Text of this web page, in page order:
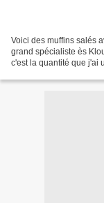
Voici des muffins salés
grand spécialiste ès
c'est la quantité que j'ai